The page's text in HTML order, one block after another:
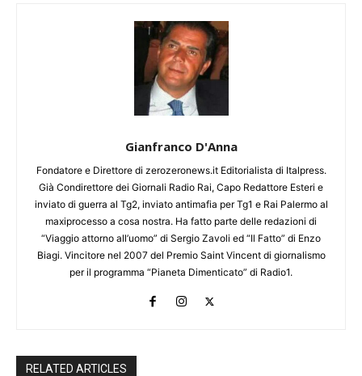
Gianfranco D'Anna
Fondatore e Direttore di zerozeronews.it Editorialista di Italpress.
Già Condirettore dei Giornali Radio Rai, Capo Redattore Esteri e
inviato di guerra al Tg2, inviato antimafia per Tg1 e Rai Palermo al
maxiprocesso a cosa nostra. Ha fatto parte delle redazioni di
“Viaggio attorno all’uomo” di Sergio Zavoli ed “Il Fatto” di Enzo
Biagi. Vincitore nel 2007 del Premio Saint Vincent di giornalismo
per il programma “Pianeta Dimenticato” di Radio1.
RELATED ARTICLES